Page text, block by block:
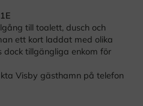
till toalett, dusch och
ett kort laddat med olika
dock tillgängliga enkom för
Visby gästhamn på telefon